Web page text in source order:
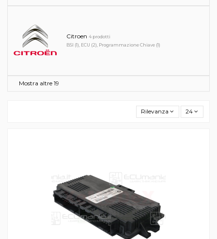
Citroen 4 prodotti
BSI (1), ECU (2), Programmazione Chiave (1)
Mostra altre 19
Rilevanza 24